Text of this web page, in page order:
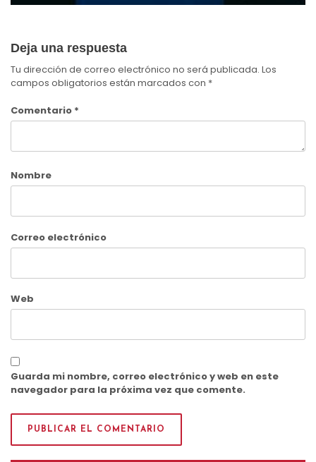
Deja una respuesta
Tu dirección de correo electrónico no será publicada. Los
campos obligatorios están marcados con *
Comentario *
Nombre
Correo electrónico
Web
Guarda mi nombre, correo electrónico y web en este
navegador para la próxima vez que comente.